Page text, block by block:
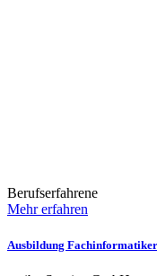
Berufserfahrene
Mehr erfahren
Ausbildung